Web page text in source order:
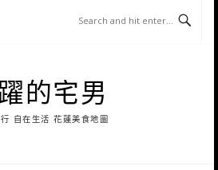
的宅男
自在生活 花蓮美食地圖